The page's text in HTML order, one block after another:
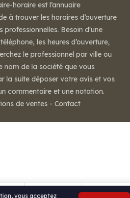
vous acceptez
horaire est l’annuaire
à trouver les horaires d’ouverture
professionnelles. Besoin d'une
les heures d’ouverture,
le professionnel par ville ou
nom de la société que vous
la suite déposer votre avis et vos
commentaire et une notation.
de ventes - Contact